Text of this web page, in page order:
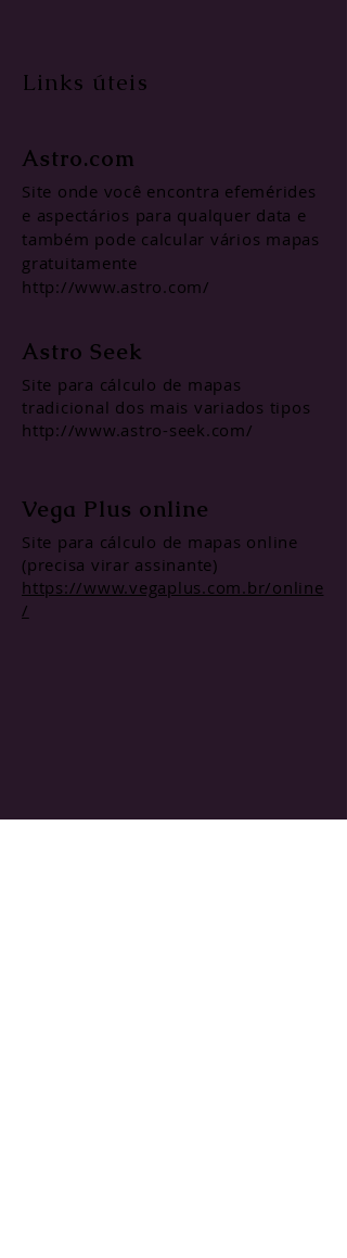
Links úteis
Astro.com
Site onde você encontra efemérides
e aspectários para qualquer data e
também pode calcular vários mapas
gratuitamente
http://www.astro.com/
Astro Seek
Site para cálculo de mapas
tradicional dos mais variados tipos
http://www.astro-seek.com/
Vega Plus online
Site para cálculo de mapas online
(precisa virar assinante)
https://www.vegaplus.com.br/online
/